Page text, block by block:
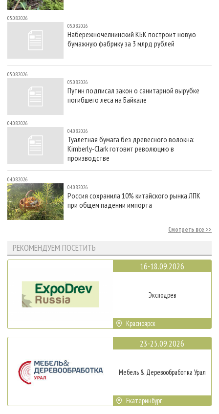
05.08.2026
05.08.2026
Набережночелнинский КБК построит новую
бумажную фабрику за 3 млрд рублей
05.08.2026
05.08.2026
Путин подписал закон о санитарной вырубке
погибшего леса на Байкале
04.08.2026
04.08.2026
Туалетная бумага без древесного волокна:
Kimberly-Clark готовит революцию в
производстве
04.08.2026
04.08.2026
Россия сохранила 10% китайского рынка ЛПК
при общем падении импорта
Смотреть все
РЕКОМЕНДУЕМ ПОСЕТИТЬ
16-18.09.2026
Эксподрев
Красноярск
23-25.09.2026
Мебель & Деревообработка Урал
Екатеринбург